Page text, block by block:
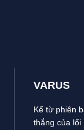
VARUS
Kể từ phiên
thắng của lối